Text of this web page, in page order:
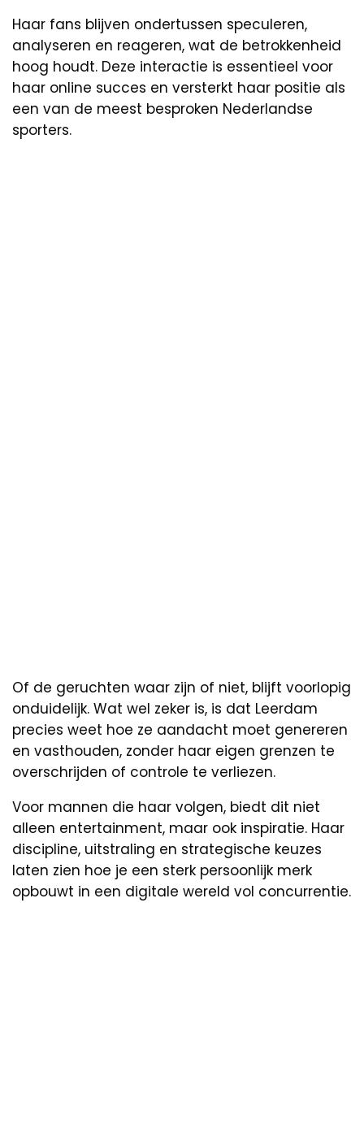
Haar fans blijven ondertussen speculeren,
analyseren en reageren, wat de betrokkenheid
hoog houdt. Deze interactie is essentieel voor
haar online succes en versterkt haar positie als
een van de meest besproken Nederlandse
sporters.
Of de geruchten waar zijn of niet, blijft voorlopig
onduidelijk. Wat wel zeker is, is dat Leerdam
precies weet hoe ze aandacht moet genereren
en vasthouden, zonder haar eigen grenzen te
overschrijden of controle te verliezen.
Voor mannen die haar volgen, biedt dit niet
alleen entertainment, maar ook inspiratie. Haar
discipline, uitstraling en strategische keuzes
laten zien hoe je een sterk persoonlijk merk
opbouwt in een digitale wereld vol concurrentie.